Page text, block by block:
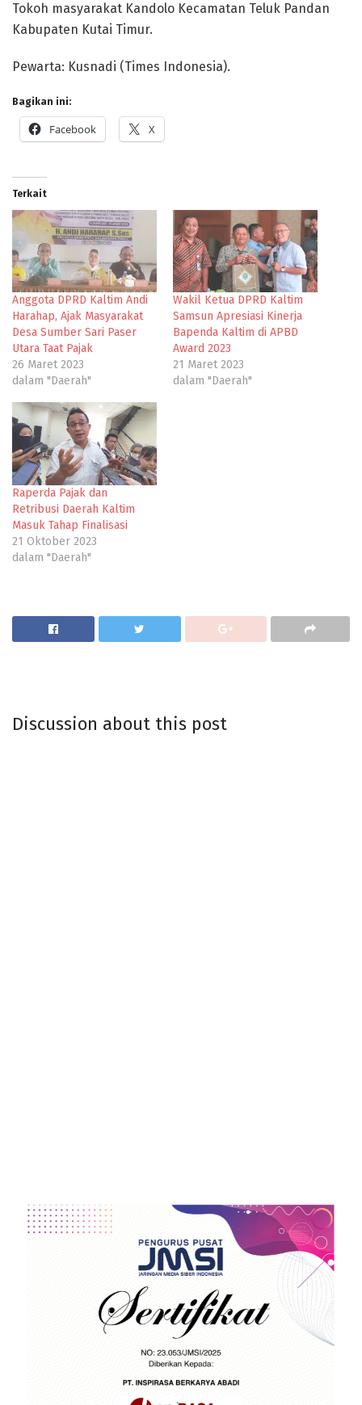
Tokoh masyarakat Kandolo Kecamatan Teluk Pandan
Kabupaten Kutai Timur.
Pewarta: Kusnadi (Times Indonesia).
Bagikan ini:
Facebook X
Terkait
Anggota DPRD Kaltim Andi
Harahap, Ajak Masyarakat
Desa Sumber Sari Paser
Utara Taat Pajak
26 Maret 2023
dalam "Daerah"
Wakil Ketua DPRD Kaltim
Samsun Apresiasi Kinerja
Bapenda Kaltim di APBD
Award 2023
21 Maret 2023
dalam "Daerah"
Raperda Pajak dan
Retribusi Daerah Kaltim
Masuk Tahap Finalisasi
21 Oktober 2023
dalam "Daerah"
Discussion about this post